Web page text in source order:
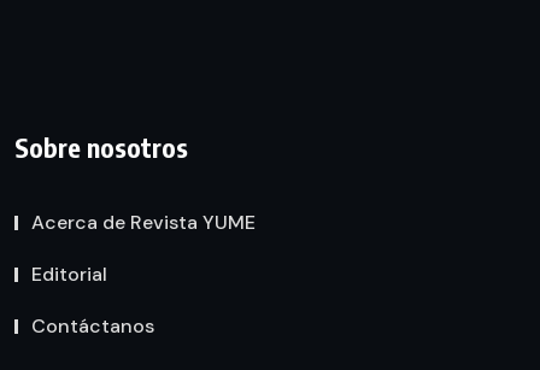
Sobre nosotros
Acerca de Revista YUME
Editorial
Contáctanos